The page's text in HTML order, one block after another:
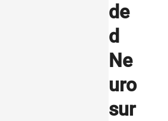
de
d
Ne
uro
sur